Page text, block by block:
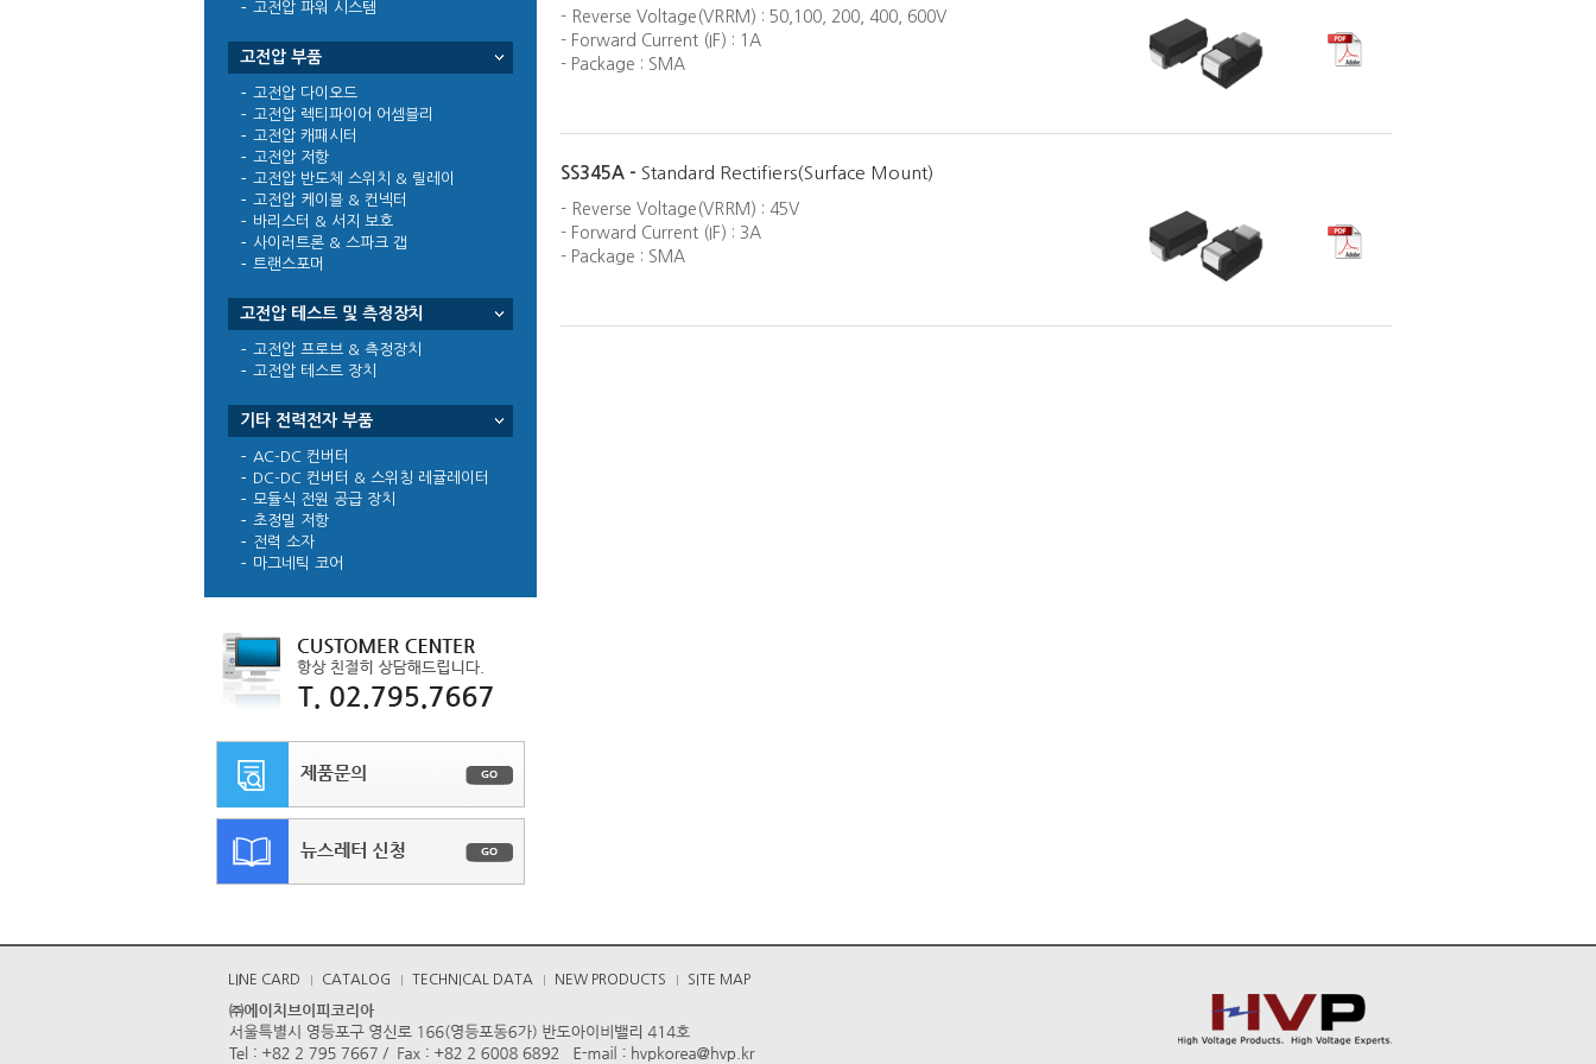
고전압 파워 시스템
고전압 부품
고전압 다이오드
고전압 렉티파이어 어셈블리
고전압 캐패시터
고전압 저항
고전압 반도체 스위치 & 릴레이
고전압 케이블 & 컨넥터
바리스터 & 서지 보호
사이러트론 & 스파크 갭
트랜스포머
고전압 테스트 및 측정장치
고전압 프로브 & 측정장치
고전압 테스트 장치
기타 전력전자 부품
AC-DC 컨버터
DC-DC 컨버터 & 스위칭 레귤레이터
모듈식 전원 공급 장치
초정밀 저항
전력 소자
마그네틱 코어
- Reverse Voltage(VRRM) : 50,100, 200, 400, 600V
- Forward Current (IF) : 1A
- Package : SMA
SS345A - Standard Rectifiers(Surface Mount)
- Reverse Voltage(VRRM) : 45V
- Forward Current (IF) : 3A
- Package : SMA
LINE CARD CATALOG TECHNICAL DATA NEW PRODUCTS SITE MAP